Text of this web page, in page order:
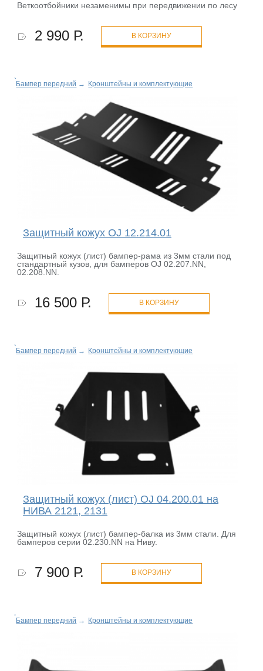
Веткоотбойники незаменимы при передвижении по лесу
2 990 Р. В КОРЗИНУ
Бампер передний → Кронштейны и комплектующие
Защитный кожух OJ 12.214.01
Защитный кожух (лист) бампер-рама из 3мм стали под
стандартный кузов, для бамперов OJ 02.207.NN,
02.208.NN.
16 500 Р. В КОРЗИНУ
Бампер передний → Кронштейны и комплектующие
Защитный кожух (лист) OJ 04.200.01 на
НИВА 2121, 2131
Защитный кожух (лист) бампер-балка из 3мм стали. Для
бамперов серии 02.230.NN на Ниву.
7 900 Р. В КОРЗИНУ
Бампер передний → Кронштейны и комплектующие